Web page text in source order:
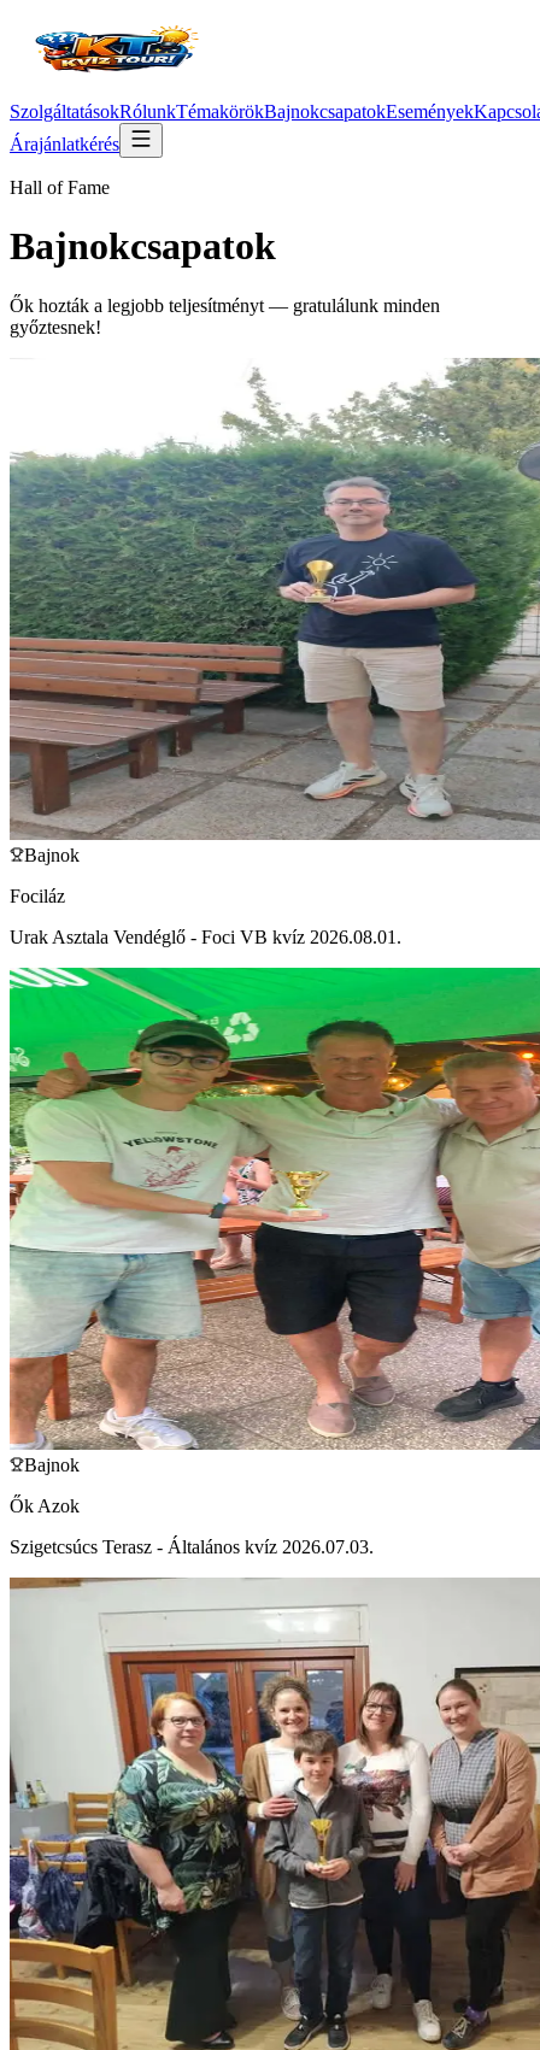
SzolgáltatásokRólunkTémakörökBajnokcsapatokEsemények
Árajánlatkérés
Hall of Fame
Bajnokcsapatok
Ők hozták a legjobb teljesítményt — gratulálunk minden
győztesnek!
Bajnok
Fociláz
Urak Asztala Vendéglő - Foci VB kvíz 2026.08.01.
Bajnok
Ők Azok
Szigetcsúcs Terasz - Általános kvíz 2026.07.03.